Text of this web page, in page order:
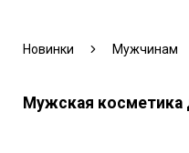
Новинки Мужчинам
Мужская косметика